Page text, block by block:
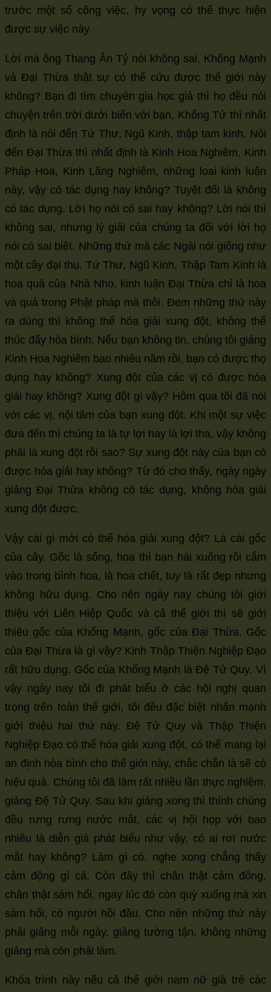
trước một số công việc, hy vọng có thể thực hiện
được sự việc này.
Lời mà ông Thang Ân Tỷ nói không sai, Khổng Mạnh
và Đại Thừa thật sự có thể cứu được thế giới này
không? Bạn đi tìm chuyên gia học giả thì họ đều nói
chuyện trên trời dưới biển với bạn, Khổng Tử thì nhất
định là nói đến Tứ Thư, Ngũ Kinh, thập tam kinh. Nói
đến Đại Thừa thì nhất định là Kinh Hoa Nghiêm, Kinh
Pháp Hoa, Kinh Lăng Nghiêm, những loại kinh luận
này, vậy có tác dụng hay không? Tuyệt đối là không
có tác dụng. Lời họ nói có sai hay không? Lời nói thì
không sai, nhưng lý giải của chúng ta đối với lời họ
nói có sai biệt. Những thứ mà các Ngài nói giống như
một cây đại thụ, Tứ Thư, Ngũ Kinh, Thập Tam Kinh là
hoa quả của Nhà Nho, kinh luận Đại Thừa chỉ là hoa
và quả trong Phật pháp mà thôi. Đem những thứ này
ra dùng thì không thể hóa giải xung đột, không thể
thúc đẩy hòa bình. Nếu bạn không tin, chúng tôi giảng
Kinh Hoa Nghiêm bao nhiêu năm rồi, bạn có được thọ
dụng hay không? Xung đột của các vị có được hóa
giải hay không? Xung đột gì vậy? Hôm qua tôi đã nói
với các vị, nội tâm của bạn xung đột. Khi một sự việc
đưa đến thì chúng ta là tự lợi hay là lợi tha, vậy không
phải là xung đột rồi sao? Sự xung đột này của bạn có
được hóa giải hay không? Từ đó cho thấy, ngày ngày
giảng Đại Thừa không có tác dụng, không hóa giải
xung đột được.
Vậy cái gì mới có thể hóa giải xung đột? Là cái gốc
của cây. Gốc là sống, hoa thì bạn hái xuống rồi cắm
vào trong bình hoa, là hoa chết, tuy là rất đẹp nhưng
không hữu dụng. Cho nên ngày nay chúng tôi giới
thiệu với Liên Hiệp Quốc và cả thế giới thì sẽ giới
thiệu gốc của Khổng Mạnh, gốc của Đại Thừa. Gốc
của Đại Thừa là gì vậy? Kinh Thập Thiện Nghiệp Đạo
rất hữu dụng. Gốc của Khổng Mạnh là Đệ Tử Quy. Vì
vậy ngày nay tôi đi phát biểu ở các hội nghị quan
trọng trên toàn thế giới, tôi đều đặc biệt nhấn mạnh
giới thiệu hai thứ này. Đệ Tử Quy và Thập Thiện
Nghiệp Đạo có thể hóa giải xung đột, có thể mang lại
an định hòa bình cho thế giới này, chắc chắn là sẽ có
hiệu quả. Chúng tôi đã làm rất nhiều lần thực nghiệm,
giảng Đệ Tử Quy. Sau khi giảng xong thì thính chúng
đều rưng rưng nước mắt, các vị hội họp với bao
nhiêu là diễn giả phát biểu như vậy, có ai rơi nước
mắt hay không? Làm gì có, nghe xong chẳng thấy
cảm động gì cả. Còn đây thì chân thật cảm động,
chân thật sám hối, ngay lúc đó còn quỳ xuống mà xin
sám hối, có người hồi đầu. Cho nên những thứ này
phải giảng mỗi ngày, giảng tường tận, không những
giảng mà còn phải làm.
Khóa trình này nếu cả thế giới nam nữ già trẻ các